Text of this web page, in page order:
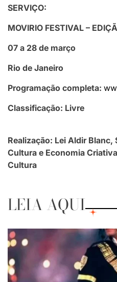
SERVIÇO:
MOVIRIO FESTIVAL –
07 a 28 de março
Rio de Janeiro
Programação completa:
Classificação:
Realização: Lei Aldir Blanc,
Cultura e Economia
Cultura
LEIA AQUI